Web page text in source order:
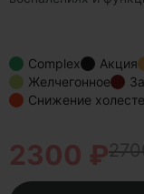
Complex Акция
Желчегонное
Снижение
2300 ₽